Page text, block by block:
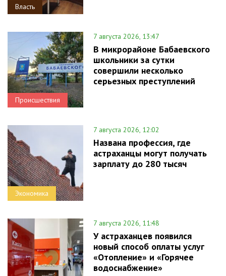
Власть
Происшествия
7 августа 2026, 13:47
В микрорайоне Бабаевского
школьники за сутки
совершили несколько
серьезных преступлений
Экономика
7 августа 2026, 12:02
Названа профессия, где
астраханцы могут получать
зарплату до 280 тысяч
7 августа 2026, 11:48
У астраханцев появился
новый способ оплаты услуг
«Отопление» и «Горячее
водоснабжение»